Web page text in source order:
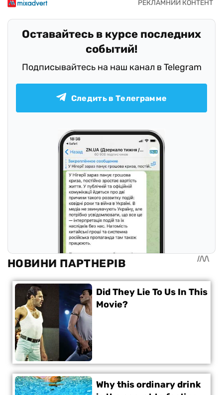
Оставайтесь в курсе последних
событий!
Подписывайтесь на наш канал в Telegram
Следить в Телеграмме